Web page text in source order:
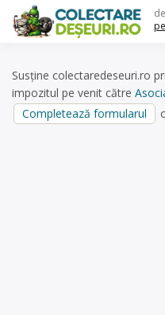
content
Susține colectaredeseuri.ro
impozitul pe venit către
Completează formularul